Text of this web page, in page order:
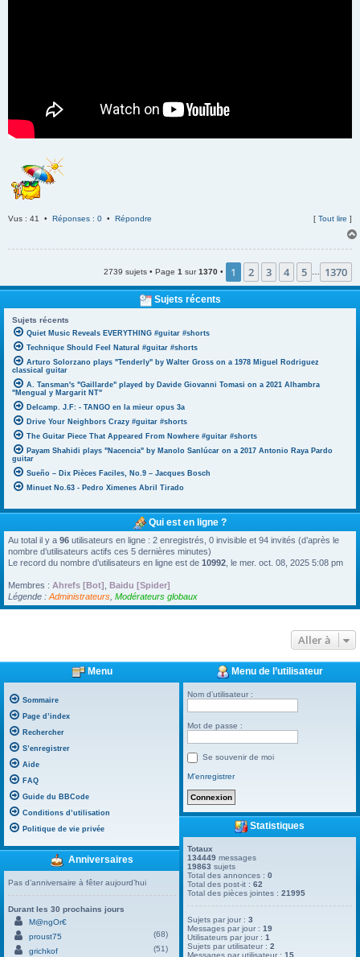
Vus : 41 • Réponses : 0 • Répondre [ Tout lire ]
2739 sujets • Page 1 sur1370 • 1 2 3 4 5 1370
Sujets récents
Sujets récents
Quiet Music Reveals EVERYTHING #guitar #shorts
Technique Should Feel Natural #guitar #shorts
Arturo Solorzano plays "Tenderly" by Walter Gross on a 1978 Miguel Rodriguez
classical guitar
A. Tansman's "Gaillarde" played by Davide Giovanni Tomasi on a 2021 Alhambra
"Mengual y Margarit NT"
Delcamp. J.F: - TANGO en la mieur opus 3a
Drive Your Neighbors Crazy #guitar #shorts
The Guitar Piece That Appeared From Nowhere #guitar #shorts
Payam Shahidi plays "Nacencia" by Manolo Sanlúcar on a 2017 Antonio Raya Pardo
guitar
Sueño – Dix Pièces Faciles, No.9 – Jacques Bosch
Minuet No.63 - Pedro Ximenes Abril Tirado
Qui est en ligne ?
Au total il y a 96 utilisateurs en ligne : 2 enregistrés, 0 invisible et 94 invités (d’après le
nombre d’utilisateurs actifs ces 5 dernières minutes)
Le record du nombre d’utilisateurs en ligne est de 10992 , le mer. oct. 08, 2025 5:08 pm
Membres : Ahrefs [Bot] Baidu [Spider]
Légende : Administrateurs Modérateurs globaux
Aller à
Menu
Sommaire
Page d’index
Rechercher
S’enregistrer
Aide
FAQ
Guide du BBCode
Conditions d’utilisation
Politique de vie privée
Anniversaires
Pas d’anniversaire à fêter aujourd’hui
Durant les 30 prochains jours
M@ngOr€
proust75
(68)
grichkof
(51)
Menu de l’utilisateur
Nom d’utilisateur :
Mot de passe :
Se souvenir de moi
M’enregistrer
Statistiques
Totaux
134449 messages
19863 sujets
Total des annonces :0
Total des post-it :62
Total des pièces jointes :21995
Sujets par jour :3
Messages par jour :19
Utilisateurs par jour :1
Sujets par utilisateur :2
Messages par utilisateur :15